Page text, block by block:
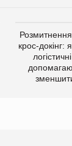
Розмитнення
крос-докінг: